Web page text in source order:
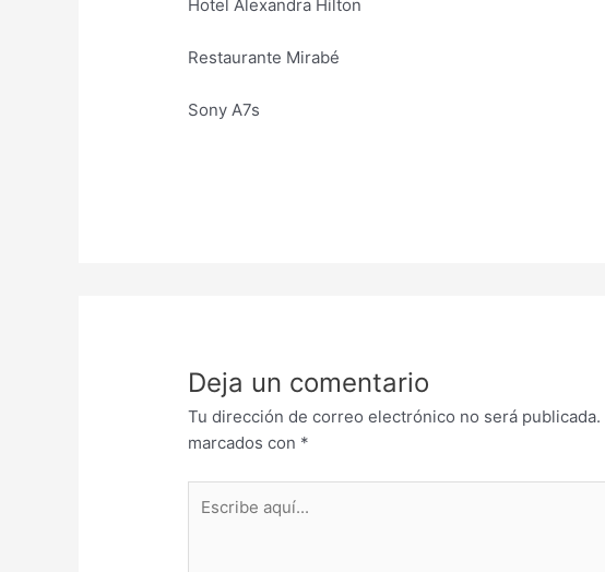
Hotel Alexandra Hilton
Restaurante Mirabé
Sony A7s
Deja un comentario
Tu dirección de correo electrónico no será publicada.
marcados con *